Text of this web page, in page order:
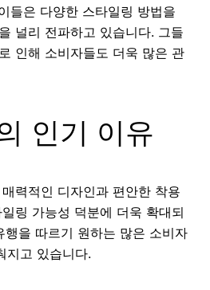
들은 다양한 스타일링 방법을
널리 전파하고 있습니다. 그들
인해 소비자들도 더욱 많은 관
인기 이유
력적인 디자인과 편안한 착용
링 가능성 덕분에 더욱 확대되
행을 따르기 원하는 많은 소비자
지고 있습니다.